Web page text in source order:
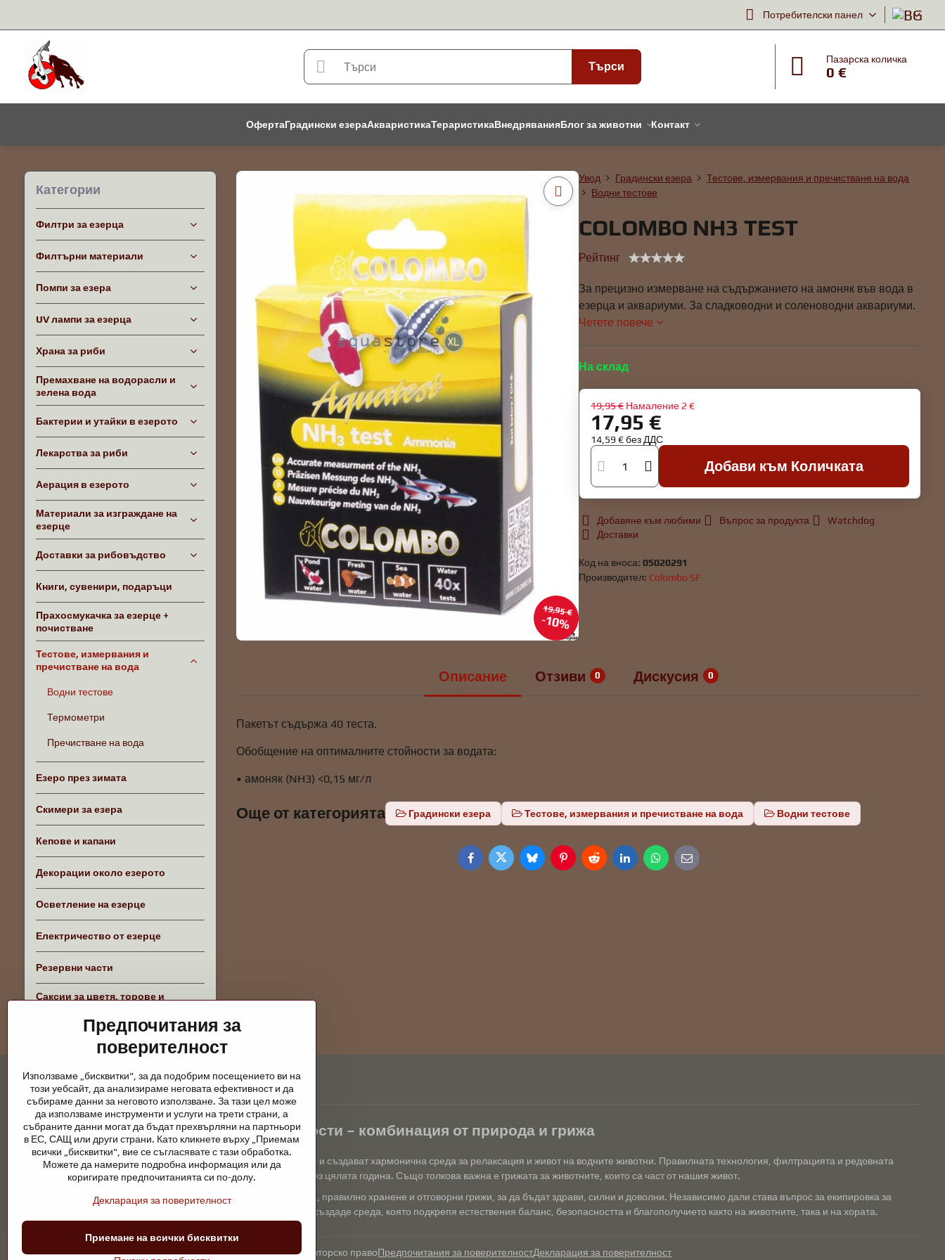
Потребителски панел
Търси
Пазарска количка
0 €
ОфертаГрадински езераАкваристикаТераристикаВнедряванияБлог за животни Контакт
19,95 €
10%
Увод Градински езера
Тестове, измервания и пречистване на вода
Водни тестове
COLOMBO NH3 TEST
Рейтинг
За прецизно измерване на съдържанието на амоняк във вода в
езерца и аквариуми. За сладководни и соленоводни аквариуми.
Четете повече
На склад
19,95 € Намаление 2 €
17,95 €
14,59 €без ДДС
Добави към Количката
Добавяне към любими Въпрос за продукта
Watchdog
Доставки
Код на вноса:05020291
Производител: Colombo SF
Описание Отзиви 0 Дискусия 0
Пакетът съдържа 40 теста.
Обобщение на оптималните стойности за водата:
• амоняк (NH3) <0,15 мг/л
Още от категорията Градински езера Тестове, измервания и пречистване на вода Водни тестове
FacebookTwitterBlueskyPinterestRedditLinkedInWhatsApp
E-
mail
Категории
Филтри за езерца
Филтърни материали
Помпи за езера
UV лампи за езерца
Храна за риби
Премахване на водорасли и
зелена вода
Бактерии и утайки в езерото
Лекарства за риби
Аерация в езерото
Материали за изграждане на
езерце
Доставки за рибовъдство
Книги, сувенири, подаръци
Прахосмукачка за езерце +
почистване
Тестове, измервания и
пречистване на вода
Водни тестове
Термометри
Пречистване на вода
Езеро през зимата
Скимери за езера
Кепове и капани
Декорации около езерото
Осветление на езерце
Електричество от езерце
Резервни части
Саксии за цветя, торове и
Градински езера и конски принадлежности – комбинация от природа и грижа
Градинските езера са красиво допълнение към всеки екстериор и създават хармонична среда за релаксация и живот на водните животни. Правилната технология, филтрацията и редовната
поддръжка са ключови за чиста вода и здравословно езерце през цялата година. Също толкова важна е грижата за животните, които са част от нашия живот.
Конете се нуждаят от висококачествени конски принадлежности, правилно хранене и отговорни грижи, за да бъдат здрави, силни и доволни. Независимо дали става въпрос за екипировка за
ездачи, развъдчици или любители на природата, целта е да се създаде среда, която подкрепя естествения баланс, безопасността и благополучието както на животните, така и на хората.
©2026 Авторско правоПредпочитания за поверителностДекларация за поверителност
Предпочитания за
поверителност
Използваме „бисквитки", за да подобрим посещението ви на
този уебсайт, да анализираме неговата ефективност и да
събираме данни за неговото използване. За тази цел може
да използваме инструменти и услуги на трети страни, а
събраните данни могат да бъдат прехвърляни на партньори
в ЕС, САЩ или други страни. Като кликнете върху „Приемам
всички „бисквитки", вие се съгласявате с тази обработка.
Можете да намерите подробна информация или да
коригирате предпочитанията си по-долу.
Декларация за поверителност
Приемане на всички бисквитки